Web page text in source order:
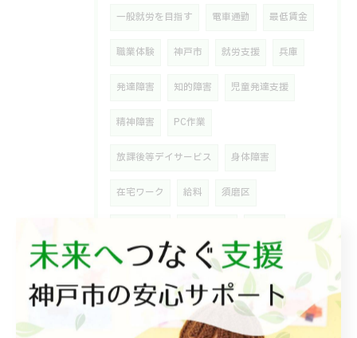
一般就労を目指す 電車通勤 最低賃金
職業体験 神戸市 就労支援 兵庫
発達障害 知的障害 児童発達支援
精神障害 PC作業
放課後等デイサービス 身体障害
在宅ワーク 給料 須磨区
児童デイサービス 公認心理師
幼稚園児 言語療育 学習障害
障害児の散髪 ひな祭り お雛様